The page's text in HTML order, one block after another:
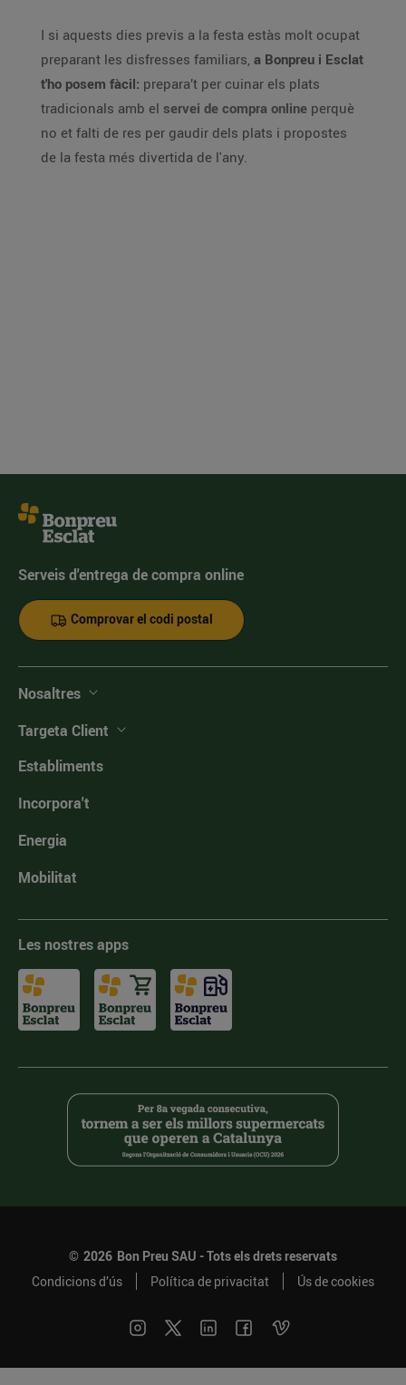
I si aquests dies previs a la festa estàs molt ocupat
preparant les disfresses familiars, a Bonpreu i Esclat
t'ho posem fàcil: prepara’t per cuinar els plats
tradicionals amb el servei de compra online perquè
no et falti de res per gaudir dels plats i propostes
de la festa més divertida de l'any.
Serveis d'entrega de compra online
Comprovar el codi postal
Nosaltres
Targeta Client
Establiments
Incorpora't
Energia
Mobilitat
Les nostres apps
© 2026 Bon Preu SAU - Tots els drets reservats
Condicions d’ús
Política de privacitat Ús de cookies